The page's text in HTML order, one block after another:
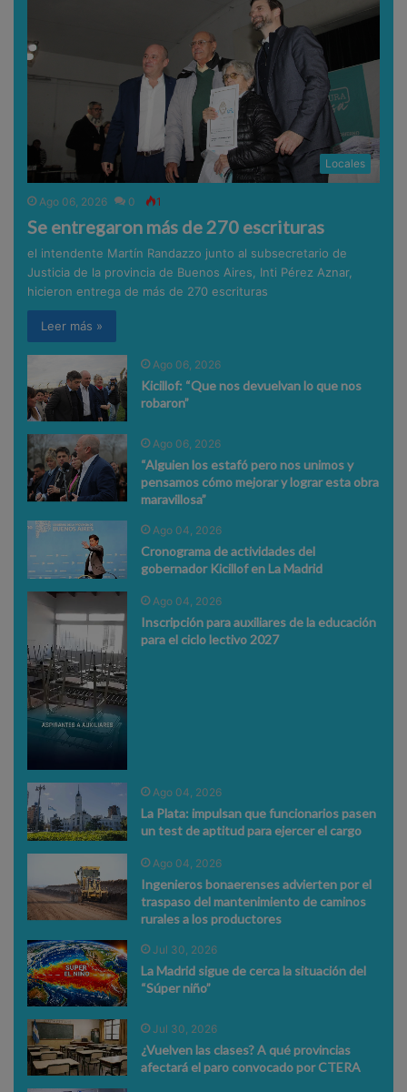
Locales
Ago 06, 2026 0 1
Se entregaron más de 270 escrituras
el intendente Martín Randazzo junto al subsecretario de
Justicia de la provincia de Buenos Aires, Inti Pérez Aznar,
hicieron entrega de más de 270 escrituras
Leer más »
Ago 06, 2026
Kicillof: “Que nos devuelvan lo que nos
robaron”
Ago 06, 2026
“Alguien los estafó pero nos unimos y
pensamos cómo mejorar y lograr esta obra
maravillosa”
Ago 04, 2026
Cronograma de actividades del
gobernador Kicillof en La Madrid
Ago 04, 2026
Inscripción para auxiliares de la educación
para el ciclo lectivo 2027
Ago 04, 2026
La Plata: impulsan que funcionarios pasen
un test de aptitud para ejercer el cargo
Ago 04, 2026
Ingenieros bonaerenses advierten por el
traspaso del mantenimiento de caminos
rurales a los productores
Jul 30, 2026
La Madrid sigue de cerca la situación del
“Súper niño”
Jul 30, 2026
¿Vuelven las clases? A qué provincias
afectará el paro convocado por CTERA